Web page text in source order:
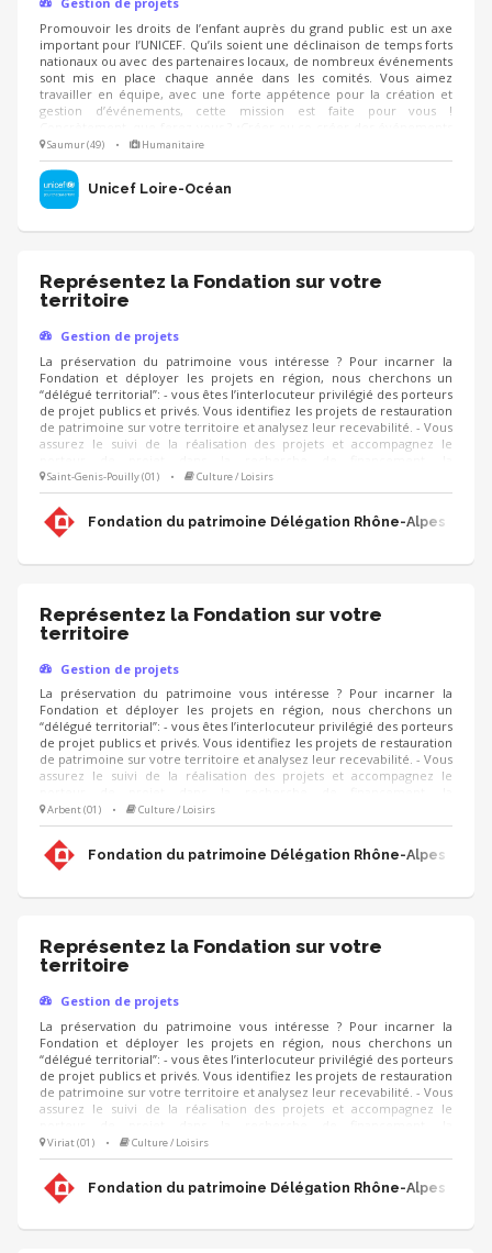
Promouvoir les droits de l’enfant auprès du grand public est un axe
important pour l’UNICEF. Qu’ils soient une déclinaison de temps forts
nationaux ou avec des partenaires locaux, de nombreux événements
sont mis en place chaque année dans les comités. Vous aimez
travailler en équipe, avec une forte appétence pour la création et
gestion d’événements, cette mission est faite pour vous !
autour du sport, de la culture… pour faire connaitre les droits de
l’enfant et collecter des fonds •Co-piloter l’organisation d’événements
•Décliner les grands temps forts nationaux localement
Saumur (49) • Humanitaire
Unicef Loire-Océan
Représentez la Fondation sur votre
territoire
Gestion de projets
La préservation du patrimoine vous intéresse ? Pour incarner la
Fondation et déployer les projets en région, nous cherchons un
“délégué territorial”: - vous êtes l’interlocuteur privilégié des porteurs
de projet publics et privés. Vous identifiez les projets de restauration
de patrimoine sur votre territoire et analysez leur recevabilité. - Vous
assurez le suivi de la réalisation des projets et accompagnez le
communication, l'animation de sa collecte, jusqu'à la clôture du
projet. - Vous contribuez au développement des adhésions et des
ressources (mécènes, donateurs, partenariats, etc.) pour pérenniser
les actions de la Fondation.
Saint-Genis-Pouilly (01) • Culture / Loisirs
Fondation du patrimoine Délégation Rhône-Alpes
Représentez la Fondation sur votre
territoire
Gestion de projets
La préservation du patrimoine vous intéresse ? Pour incarner la
Fondation et déployer les projets en région, nous cherchons un
“délégué territorial”: - vous êtes l’interlocuteur privilégié des porteurs
de projet publics et privés. Vous identifiez les projets de restauration
de patrimoine sur votre territoire et analysez leur recevabilité. - Vous
assurez le suivi de la réalisation des projets et accompagnez le
communication, l'animation de sa collecte, jusqu'à la clôture du
projet. - Vous contribuez au développement des adhésions et des
ressources (mécènes, donateurs, partenariats, etc.) pour pérenniser
les actions de la Fondation.
Arbent (01) • Culture / Loisirs
Fondation du patrimoine Délégation Rhône-Alpes
Représentez la Fondation sur votre
territoire
Gestion de projets
La préservation du patrimoine vous intéresse ? Pour incarner la
Fondation et déployer les projets en région, nous cherchons un
“délégué territorial”: - vous êtes l’interlocuteur privilégié des porteurs
de projet publics et privés. Vous identifiez les projets de restauration
de patrimoine sur votre territoire et analysez leur recevabilité. - Vous
assurez le suivi de la réalisation des projets et accompagnez le
communication, l'animation de sa collecte, jusqu'à la clôture du
projet. - Vous contribuez au développement des adhésions et des
ressources (mécènes, donateurs, partenariats, etc.) pour pérenniser
les actions de la Fondation.
Viriat (01) • Culture / Loisirs
Fondation du patrimoine Délégation Rhône-Alpes